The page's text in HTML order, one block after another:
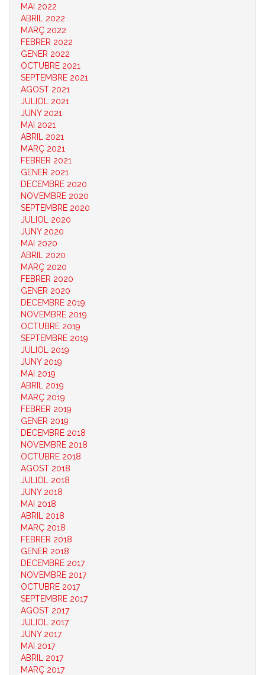
MAI 2022
ABRIL 2022
MARÇ 2022
FEBRER 2022
GENER 2022
OCTUBRE 2021
SEPTEMBRE 2021
AGOST 2021
JULIOL 2021
JUNY 2021
MAI 2021
ABRIL 2021
MARÇ 2021
FEBRER 2021
GENER 2021
DECEMBRE 2020
NOVEMBRE 2020
SEPTEMBRE 2020
JULIOL 2020
JUNY 2020
MAI 2020
ABRIL 2020
MARÇ 2020
FEBRER 2020
GENER 2020
DECEMBRE 2019
NOVEMBRE 2019
OCTUBRE 2019
SEPTEMBRE 2019
JULIOL 2019
JUNY 2019
MAI 2019
ABRIL 2019
MARÇ 2019
FEBRER 2019
GENER 2019
DECEMBRE 2018
NOVEMBRE 2018
OCTUBRE 2018
AGOST 2018
JULIOL 2018
JUNY 2018
MAI 2018
ABRIL 2018
MARÇ 2018
FEBRER 2018
GENER 2018
DECEMBRE 2017
NOVEMBRE 2017
OCTUBRE 2017
SEPTEMBRE 2017
AGOST 2017
JULIOL 2017
JUNY 2017
MAI 2017
ABRIL 2017
MARÇ 2017